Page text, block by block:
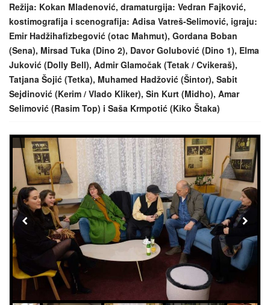
i
g
a
t
i
o
n
g
t
Režija: Kokan Mladenović, dramaturgija: Vedran Fajković,
kostimografija i scenografija: Adisa Vatreš-Selimović, igraju:
Emir Hadžihafizbegović (otac Mahmut), Gordana Boban
(Sena), Mirsad Tuka (Dino 2), Davor Golubović (Dino 1), Elma
Juković (Dolly Bell), Admir Glamočak (Tetak / Cvikeraš),
Tatjana Šojić (Tetka), Muhamed Hadžović (Šintor), Sabit
Sejdinović (Kerim / Vlado Kliker), Sin Kurt (Midho), Amar
Selimović (Rasim Top) i Saša Krmpotić (Kiko Štaka)